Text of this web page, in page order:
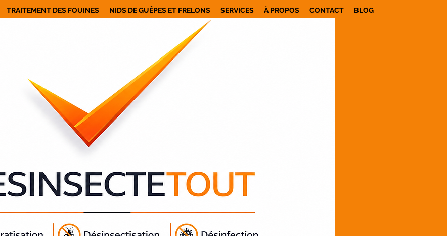
TRAITEMENT DES FOUINES NIDS DE GUÊPES ET FRELONS SERVICES À PROPOS CONTACT BLOG